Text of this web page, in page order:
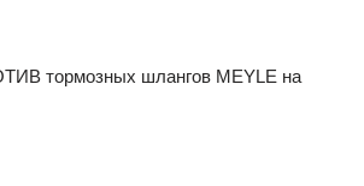
тормозных шлангов MEYLE на